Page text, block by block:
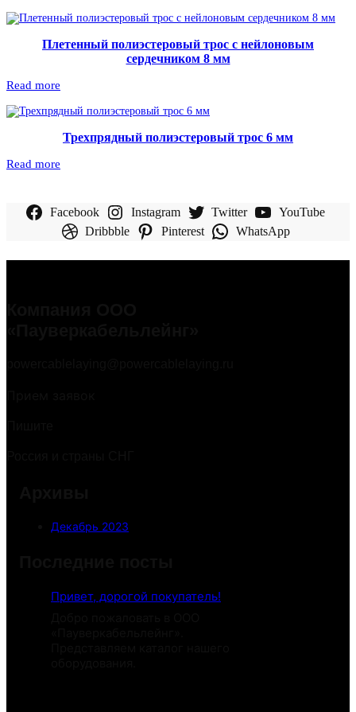
Плетенный полиэстеровый трос с нейлоновым
сердечником 8 мм
Read more
Трехпрядный полиэстеровый трос 6 мм
Read more
Facebook Instagram Twitter
YouTube
Dribbble
Pinterest WhatsApp
Декабрь 2023
Привет, дорогой покупатель!